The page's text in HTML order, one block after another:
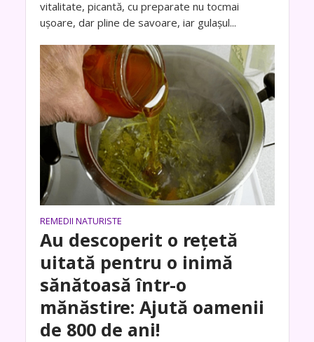
vitalitate, picantă, cu preparate nu tocmai
ușoare, dar pline de savoare, iar gulașul...
REMEDII NATURISTE
Au descoperit o rețetă
uitată pentru o inimă
sănătoasă într-o
mănăstire: Ajută oamenii
de 800 de ani!